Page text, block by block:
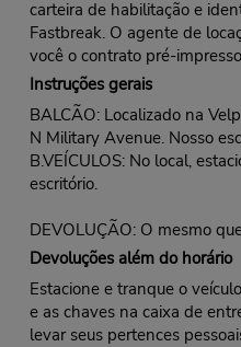
carteira de habilitação e
Fastbreak. O agente de
você o contrato pré-
Instruções gerais
BALCÃO: Localizado na
N Military Avenue. Nosso
B.VEÍCULOS: No local,
escritório.
DEVOLUÇÃO: O mesmo
Devoluções além do horário
Estacione e tranque o
e as chaves na caixa de
levar seus pertences